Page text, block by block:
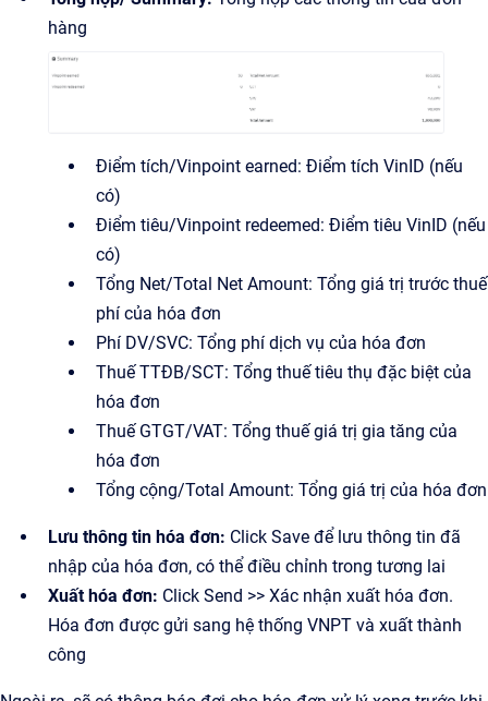
hàng
Điểm tích/Vinpoint earned: Điểm tích VinID (nếu
có)
Điểm tiêu/Vinpoint redeemed: Điểm tiêu VinID (nếu
có)
Tổng Net/Total Net Amount: Tổng giá trị trước thuế
phí của hóa đơn
Phí DV/SVC: Tổng phí dịch vụ của hóa đơn
Thuế TTĐB/SCT: Tổng thuế tiêu thụ đặc biệt của
hóa đơn
Thuế GTGT/VAT: Tổng thuế giá trị gia tăng của
hóa đơn
Tổng cộng/Total Amount: Tổng giá trị của hóa đơn
Lưu thông tin hóa đơn: Click Save để lưu thông tin đã
nhập của hóa đơn, có thể điều chỉnh trong tương lai
Xuất hóa đơn: Click Send >> Xác nhận xuất hóa đơn.
Hóa đơn được gửi sang hệ thống VNPT và xuất thành
công